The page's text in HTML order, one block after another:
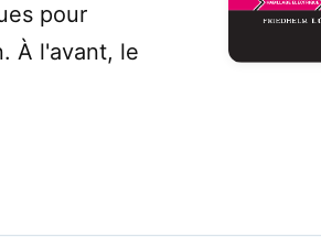
pour
À l'avant, le